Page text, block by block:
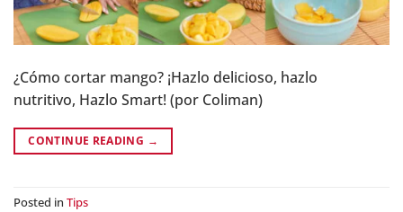
¿Cómo cortar mango? ¡Hazlo delicioso, hazlo
nutritivo, Hazlo Smart! (por Coliman)
CONTINUE READING →
Posted in Tips